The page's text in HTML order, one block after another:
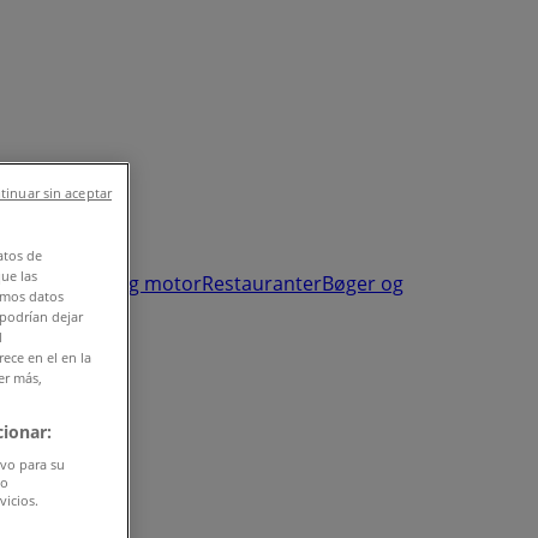
Biler og motorRestauranterBøger og
de
las
datos
dejar
en el en la
más,
para su
sin aceptar